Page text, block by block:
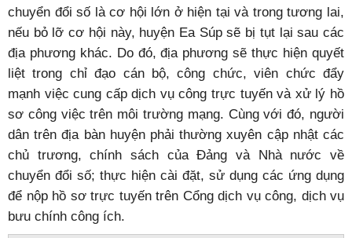
chuyển đổi số là cơ hội lớn ở hiện tại và trong tương lai,
nếu bỏ lỡ cơ hội này, huyện Ea Súp sẽ bị tụt lại sau các
địa phương khác. Do đó, địa phương sẽ thực hiện quyết
liệt trong chỉ đạo cán bộ, công chức, viên chức đẩy
mạnh việc cung cấp dịch vụ công trực tuyến và xử lý hồ
sơ công việc trên môi trường mạng. Cùng với đó, người
dân trên địa bàn huyện phải thường xuyên cập nhật các
chủ trương, chính sách của Đảng và Nhà nước về
chuyển đổi số; thực hiện cài đặt, sử dụng các ứng dụng
để nộp hồ sơ trực tuyến trên Cổng dịch vụ công, dịch vụ
bưu chính công ích.